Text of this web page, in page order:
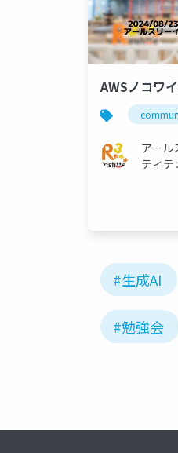
AWSノコワ
アール
ティテ
#生成AI
#勉強会